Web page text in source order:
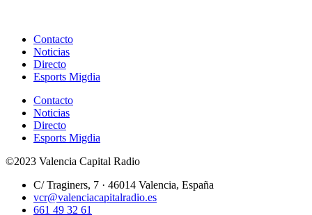
Contacto
Noticias
Directo
Esports Migdia
Contacto
Noticias
Directo
Esports Migdia
©2023 Valencia Capital Radio
C/ Traginers, 7 · 46014 Valencia, España
vcr@valenciacapitalradio.es
661 49 32 61